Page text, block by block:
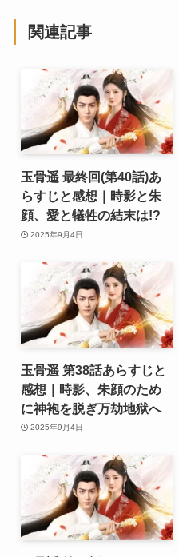
関連記事
玉骨遥 最終回(第40話)あ
らすじと感想｜時影と朱
顔、愛と犠牲の結末は!?
2025年9月4日
玉骨遥 第38話あらすじと
感想｜時影、朱顔のため
に神袍を脱ぎ万劫地狱へ
2025年9月4日